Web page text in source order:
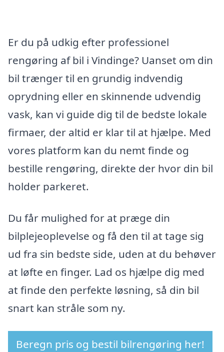
Er du på udkig efter professionel
rengøring af bil i Vindinge? Uanset om din
bil trænger til en grundig indvendig
oprydning eller en skinnende udvendig
vask, kan vi guide dig til de bedste lokale
firmaer, der altid er klar til at hjælpe. Med
vores platform kan du nemt finde og
bestille rengøring, direkte der hvor din bil
holder parkeret.
Du får mulighed for at præge din
bilplejeoplevelse og få den til at tage sig
ud fra sin bedste side, uden at du behøver
at løfte en finger. Lad os hjælpe dig med
at finde den perfekte løsning, så din bil
snart kan stråle som ny.
Beregn pris og bestil bilrengøring her!